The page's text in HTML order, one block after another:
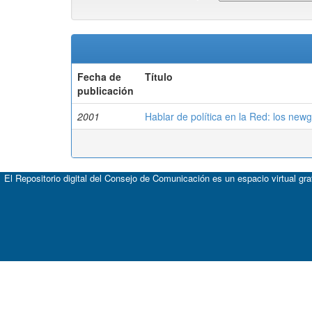
Fecha de
publicación
Título
2001 Hablar de política en la Red: los
El Repositorio digital del Consejo de Comunicación es un espacio virtual